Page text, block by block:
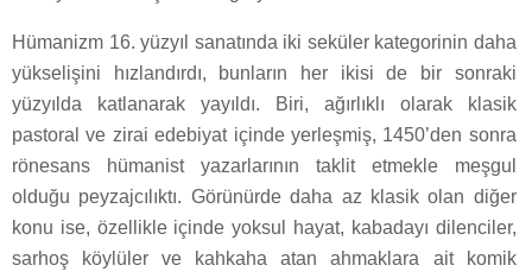
Hümanizm 16. yüzyıl sanatında iki seküler kategorinin daha
yükselişini hızlandırdı, bunların her ikisi de bir sonraki
yüzyılda katlanarak yayıldı. Biri, ağırlıklı olarak klasik
pastoral ve zirai edebiyat içinde yerleşmiş, 1450’den sonra
rönesans hümanist yazarlarının taklit etmekle meşgul
olduğu peyzajcılıktı. Görünürde daha az klasik olan diğer
konu ise, özellikle içinde yoksul hayat, kabadayı dilenciler,
sarhoş köylüler ve kahkaha atan ahmaklara ait komik